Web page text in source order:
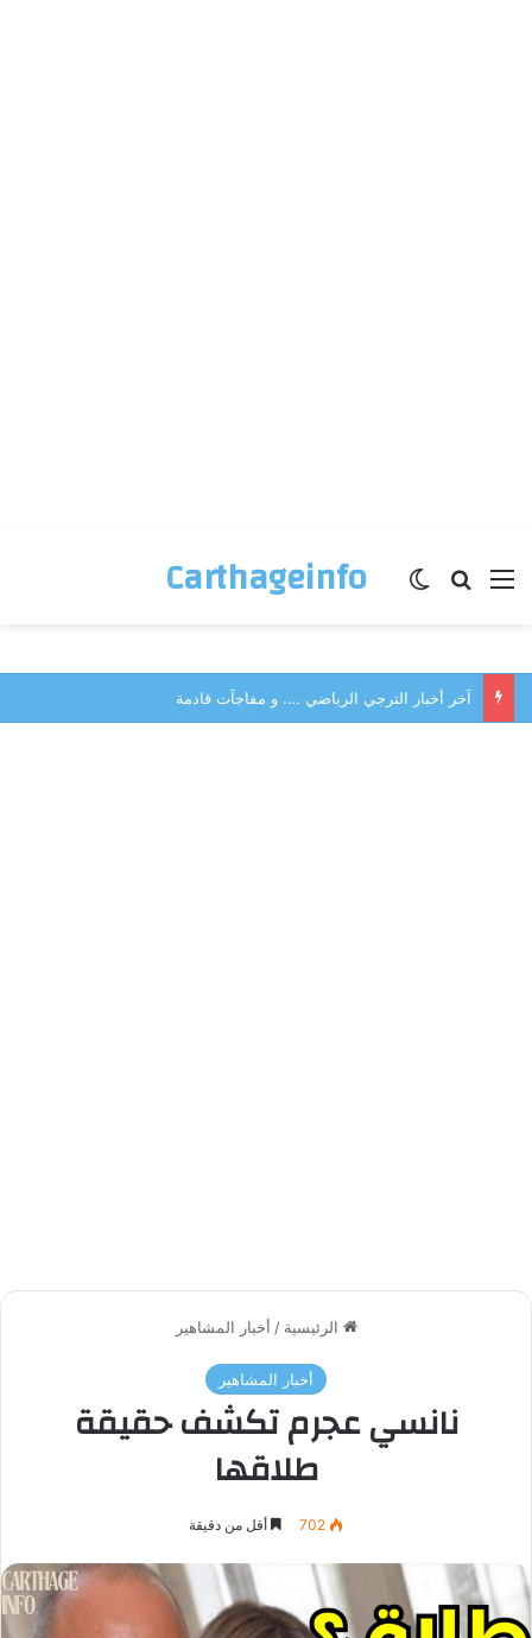
Carthageinfo القائمة بحث عنالوضع المظلم
آخر أخبار الترجي الرباضي …. و مفاجآت قادمة
الرئيسية / أخبار المشاهير
أخبار المشاهير
نانسي عجرم تكشف حقيقة
طلاقها
702 أقل من دقيقة